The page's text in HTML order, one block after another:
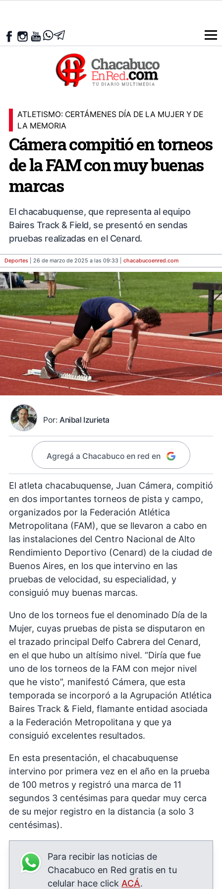
ATLETISMO: CERTÁMENES DÍA DE LA MUJER Y DE
LA MEMORIA
Cámera compitió en torneos
de la FAM con muy buenas
marcas
El chacabuquense, que representa al equipo
Baires Track & Field, se presentó en sendas
pruebas realizadas en el Cenard.
Deportes | 26 de marzo de 2025 a las 09:33 | chacabucoenred.com
Por: Anibal Izurieta
Agregá a Chacabuco en red en
El atleta chacabuquense, Juan Cámera, compitió
en dos importantes torneos de pista y campo,
organizados por la Federación Atlética
Metropolitana (FAM), que se llevaron a cabo en
las instalaciones del Centro Nacional de Alto
Rendimiento Deportivo (Cenard) de la ciudad de
Buenos Aires, en los que intervino en las
pruebas de velocidad, su especialidad, y
consiguió muy buenas marcas.
Uno de los torneos fue el denominado Día de la
Mujer, cuyas pruebas de pista se disputaron en
el trazado principal Delfo Cabrera del Cenard,
en el que hubo un altísimo nivel. “Diría que fue
uno de los torneos de la FAM con mejor nivel
que he visto”, manifestó Cámera, que esta
temporada se incorporó a la Agrupación Atlética
Baires Track & Field, flamante entidad asociada
a la Federación Metropolitana y que ya
consiguió excelentes resultados.
En esta presentación, el chacabuquense
intervino por primera vez en el año en la prueba
de 100 metros y registró una marca de 11
segundos 3 centésimas para quedar muy cerca
de su mejor registro en la distancia (a solo 3
centésimas).
Para recibir las noticias de
Chacabuco en Red gratis en tu
celular hace click ACÁ.